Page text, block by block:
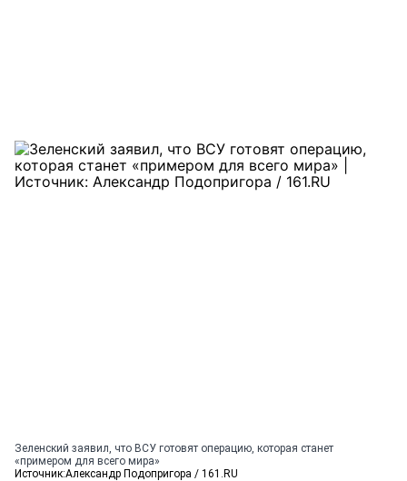
Зеленский заявил, что ВСУ готовят операцию, которая станет
«примером для всего мира»
Источник:Александр Подопригора / 161.RU